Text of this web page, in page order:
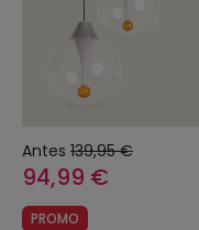
Antes 139,95 €
94,99 €
PROMO